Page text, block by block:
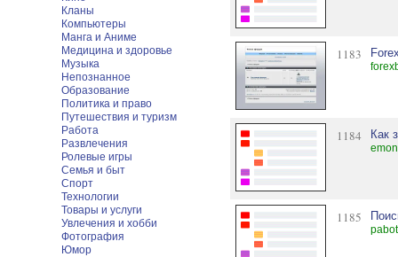
Кланы
Компьютеры
Манга и Аниме
Медицина и здоровье
Музыка
Непознанное
Образование
Политика и право
Путешествия и туризм
Работа
Развлечения
Ролевые игры
Семья и быт
Спорт
Технологии
Товары и услуги
Увлечения и хобби
Фотография
Юмор
1183
1184 Как
1185